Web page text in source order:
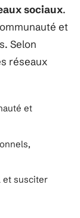
sociaux.
et
Selon
réseaux
et
et susciter